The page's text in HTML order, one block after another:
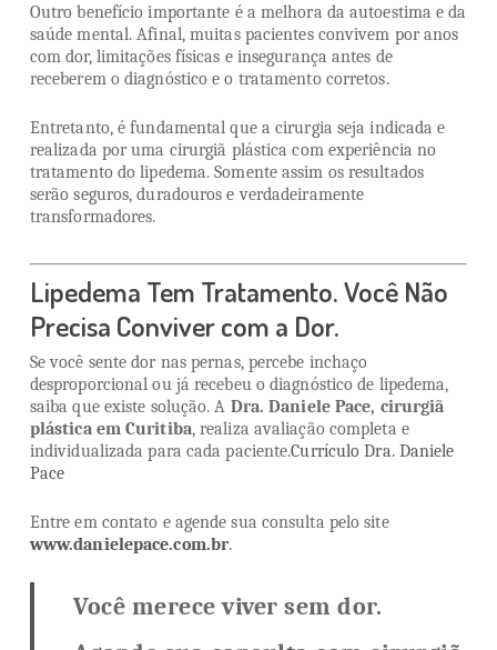
Outro benefício importante é a melhora da autoestima e da
saúde mental. Afinal, muitas pacientes convivem por anos
com dor, limitações físicas e insegurança antes de
receberem o diagnóstico e o tratamento corretos.
Entretanto, é fundamental que a cirurgia seja indicada e
realizada por uma cirurgiã plástica com experiência no
tratamento do lipedema. Somente assim os resultados
serão seguros, duradouros e verdadeiramente
transformadores.
Lipedema Tem Tratamento. Você Não
Precisa Conviver com a Dor.
Se você sente dor nas pernas, percebe inchaço
desproporcional ou já recebeu o diagnóstico de lipedema,
saiba que existe solução. A Dra. Daniele Pace, cirurgiã
plástica em Curitiba, realiza avaliação completa e
individualizada para cada paciente.Currículo Dra. Daniele
Pace
Entre em contato e agende sua consulta pelo site
www.danielepace.com.br.
Você merece viver sem dor.